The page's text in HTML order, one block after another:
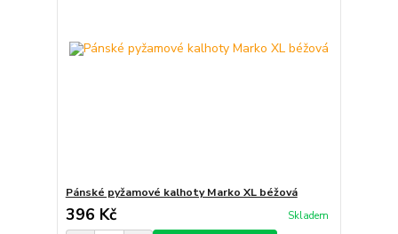
Pánské pyžamové kalhoty Marko XL béžová
396 Kč Skladem